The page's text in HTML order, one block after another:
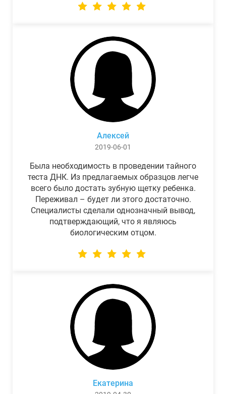
Алексей
2019-06-01
Была необходимость в проведении тайного
теста ДНК. Из предлагаемых образцов легче
всего было достать зубную щетку ребенка.
Переживал – будет ли этого достаточно.
Специалисты сделали однозначный вывод,
подтверждающий, что я являюсь
биологическим отцом.
Екатерина